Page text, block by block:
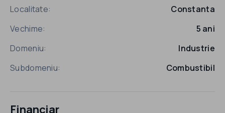
Localitate:
Constanta
Vechime:
5 ani
Domeniu:
Industrie
Subdomeniu:
Combustibil
Financiar